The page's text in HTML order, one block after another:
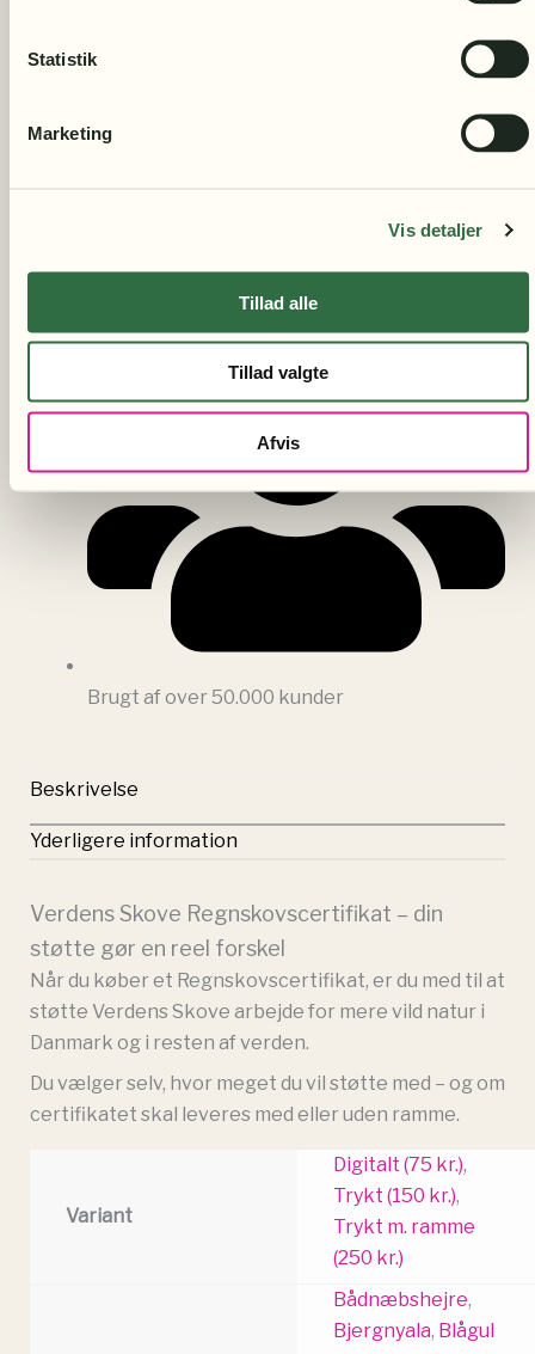
Statistik
Marketing
Vis detaljer
Tillad alle
Tillad valgte
Afvis
Brugt af over 50.000 kunder
Beskrivelse
Yderligere information
Verdens Skove Regnskovscertifikat – din
støtte gør en reel forskel
Når du køber et Regnskovscertifikat, er du med til at
støtte Verdens Skove arbejde for mere vild natur i
Danmark og i resten af verden.
Du vælger selv, hvor meget du vil støtte med – og om
certifikatet skal leveres med eller uden ramme.
Variant
Digitalt (75 kr.),
Trykt (150 kr.),
Trykt m. ramme
(250 kr.)
Bådnæbshejre,
Bjergnyala, Blågul